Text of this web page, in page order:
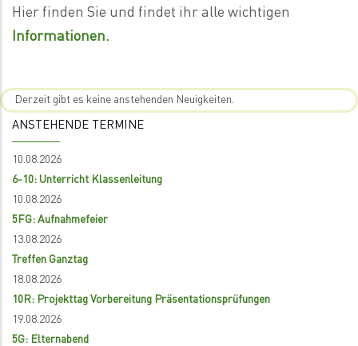
Hier finden Sie und findet ihr alle wichtigen
Informationen.
Derzeit gibt es keine anstehenden Neuigkeiten.
ANSTEHENDE TERMINE
10.08.2026
6-10: Unterricht Klassenleitung
10.08.2026
5FG: Aufnahmefeier
13.08.2026
Treffen Ganztag
18.08.2026
10R: Projekttag Vorbereitung Präsentationsprüfungen
19.08.2026
5G: Elternabend